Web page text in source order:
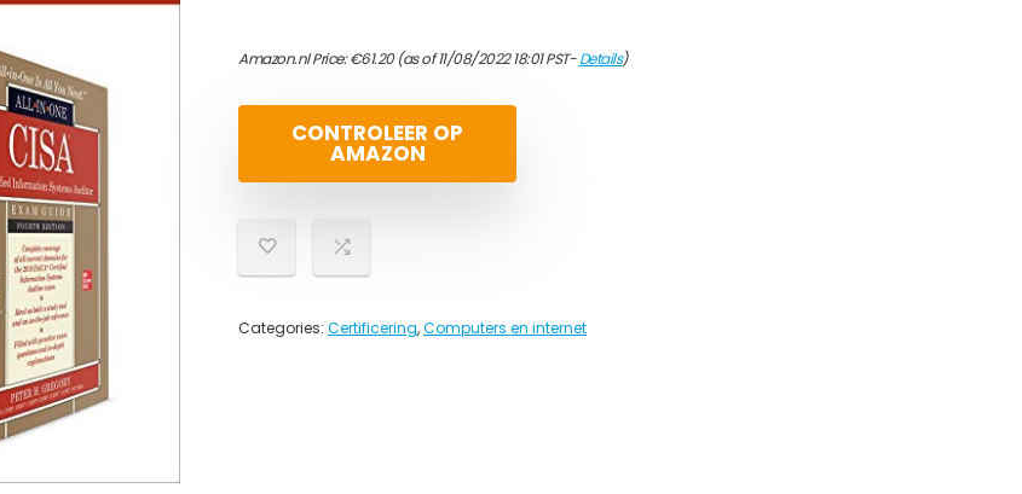
Amazon.nl Price:€61.20(as of 11/08/2022 18:01 PST-Details)
CONTROLEER OP
AMAZON
Categories: Certificering,Computers en internet